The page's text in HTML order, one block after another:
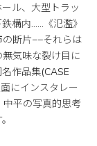
ル、大型トラッ
構内......《氾濫》
断片−−それらは
気味な裂け目に
作品集(CASE
にインスタレー
中平の写真的思考